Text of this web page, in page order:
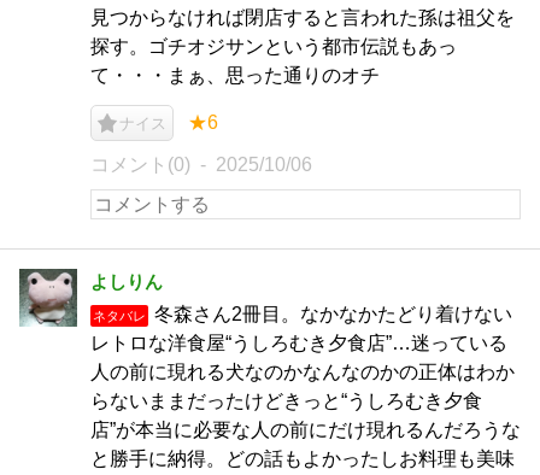
見つからなければ閉店すると言われた孫は祖父を
探す。ゴチオジサンという都市伝説もあっ
て・・・まぁ、思った通りのオチ
ナイス ★6
コメント(0) 2025/10/06
よしりん
ネタバレ
冬森さん2冊目。なかなかたどり着けない
レトロな洋食屋“うしろむき夕食店”…迷っている
人の前に現れる犬なのかなんなのかの正体はわか
らないままだったけどきっと“うしろむき夕食
店”が本当に必要な人の前にだけ現れるんだろうな
と勝手に納得。どの話もよかったしお料理も美味